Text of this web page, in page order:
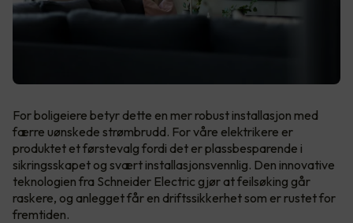
For boligeiere betyr dette en mer robust installasjon med
færre uønskede strømbrudd. For våre elektrikere er
produktet et førstevalg fordi det er plassbesparende i
sikringsskapet og svært installasjonsvennlig. Den innovative
teknologien fra Schneider Electric gjør at feilsøking går
raskere, og anlegget får en driftssikkerhet som er rustet for
fremtiden.